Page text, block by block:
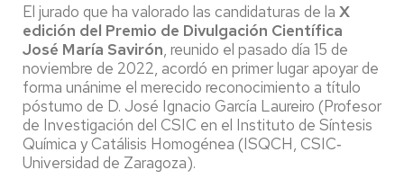
El jurado que ha valorado las candidaturas de la X
edición del Premio de Divulgación Científica
José María Savirón, reunido el pasado día 15 de
noviembre de 2022, acordó en primer lugar apoyar de
forma unánime el merecido reconocimiento a título
póstumo de D. José Ignacio García Laureiro (Profesor
de Investigación del CSIC en el Instituto de Síntesis
Química y Catálisis Homogénea (ISQCH, CSIC‐
Universidad de Zaragoza).